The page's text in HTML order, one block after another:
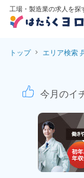
工場・製造業の求人を探
トップ エリア検索
お菓子
今月のイ